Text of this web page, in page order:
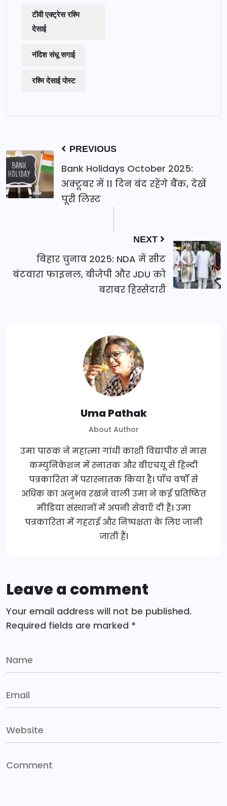
टीवी एक्ट्रेस रश्मि
देसाई
नंदिश संधू सगाई
रश्मि देसाई पोस्ट
PREVIOUS
Bank Holidays October 2025:
अक्टूबर में 11 दिन बंद रहेंगे बैंक, देखें
पूरी लिस्ट
NEXT
बिहार चुनाव 2025: NDA में सीट
बंटवारा फाइनल, बीजेपी और JDU को
बराबर हिस्सेदारी
Uma Pathak
About Author
उमा पाठक ने महात्मा गांधी काशी विद्यापीठ से मास
कम्युनिकेशन में स्नातक और बीएचयू से हिन्दी
पत्रकारिता में परास्नातक किया है। पाँच वर्षों से
अधिक का अनुभव रखने वाली उमा ने कई प्रतिष्ठित
मीडिया संस्थानों में अपनी सेवाएँ दी हैं। उमा
पत्रकारिता में गहराई और निष्पक्षता के लिए जानी
जाती हैं।
Leave a comment
Your email address will not be published.
Required fields are marked *